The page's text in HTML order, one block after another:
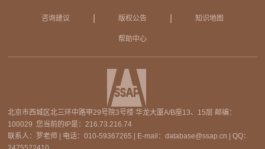
咨询建议 版权公告 知识地图
帮助中心
北京市西城区北三环中路甲29号院3号楼 华龙大厦A/B座13、15层 邮编：
100029 您当前的IP是：216.73.216.74
联系人：罗老师 | 电话：010-59367265 | E-mail：database@ssap.cn | QQ：